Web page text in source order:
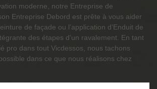
moderne, notre Entreprise de
Entreprise Debord est prête à vous aider
de façade ou l’application d’Enduit de
des étapes d’un ravalement. En tant
pro dans tout Vicdessos, nous tachons
dans ce que nous réalisons chez